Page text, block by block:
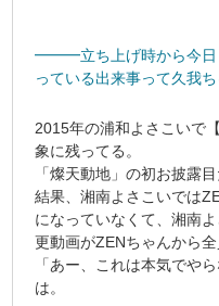
━━━立ち上げ時から今日
っている出来事って久我
2015年の浦和よさこいで
象に残ってる。
「燦天動地」の初お披露
結果、湘南よさこいでは
になっていなくて、湘南
更動画がZENちゃんから全
「あー、これは本気でや
は。